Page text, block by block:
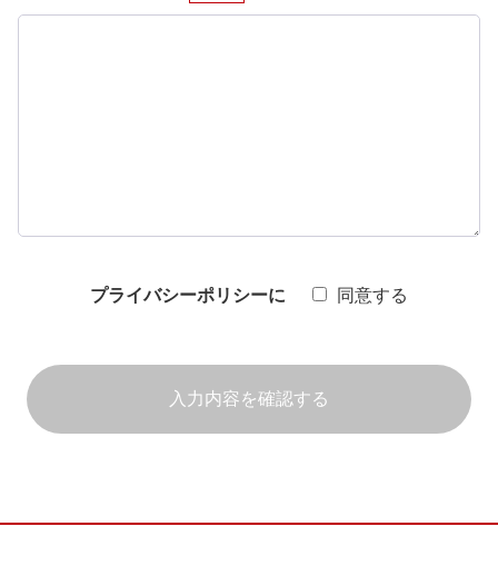
プライバシーポリシーに 同意する